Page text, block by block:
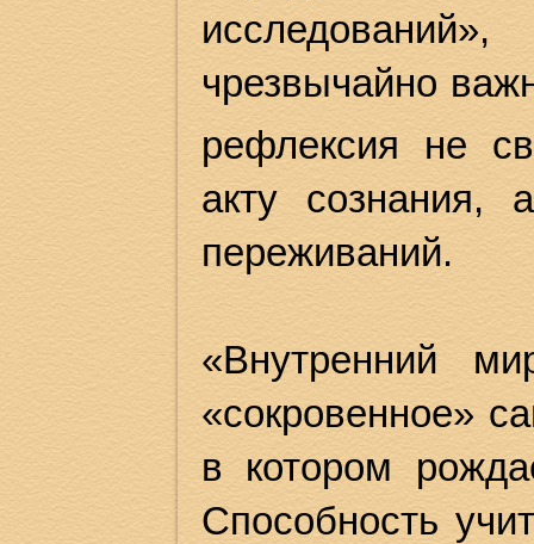
чрезвычайно
рефлексия не
акту сознания,
переживаний.
«Внутренний
«сокровенное»
в котором
Способность